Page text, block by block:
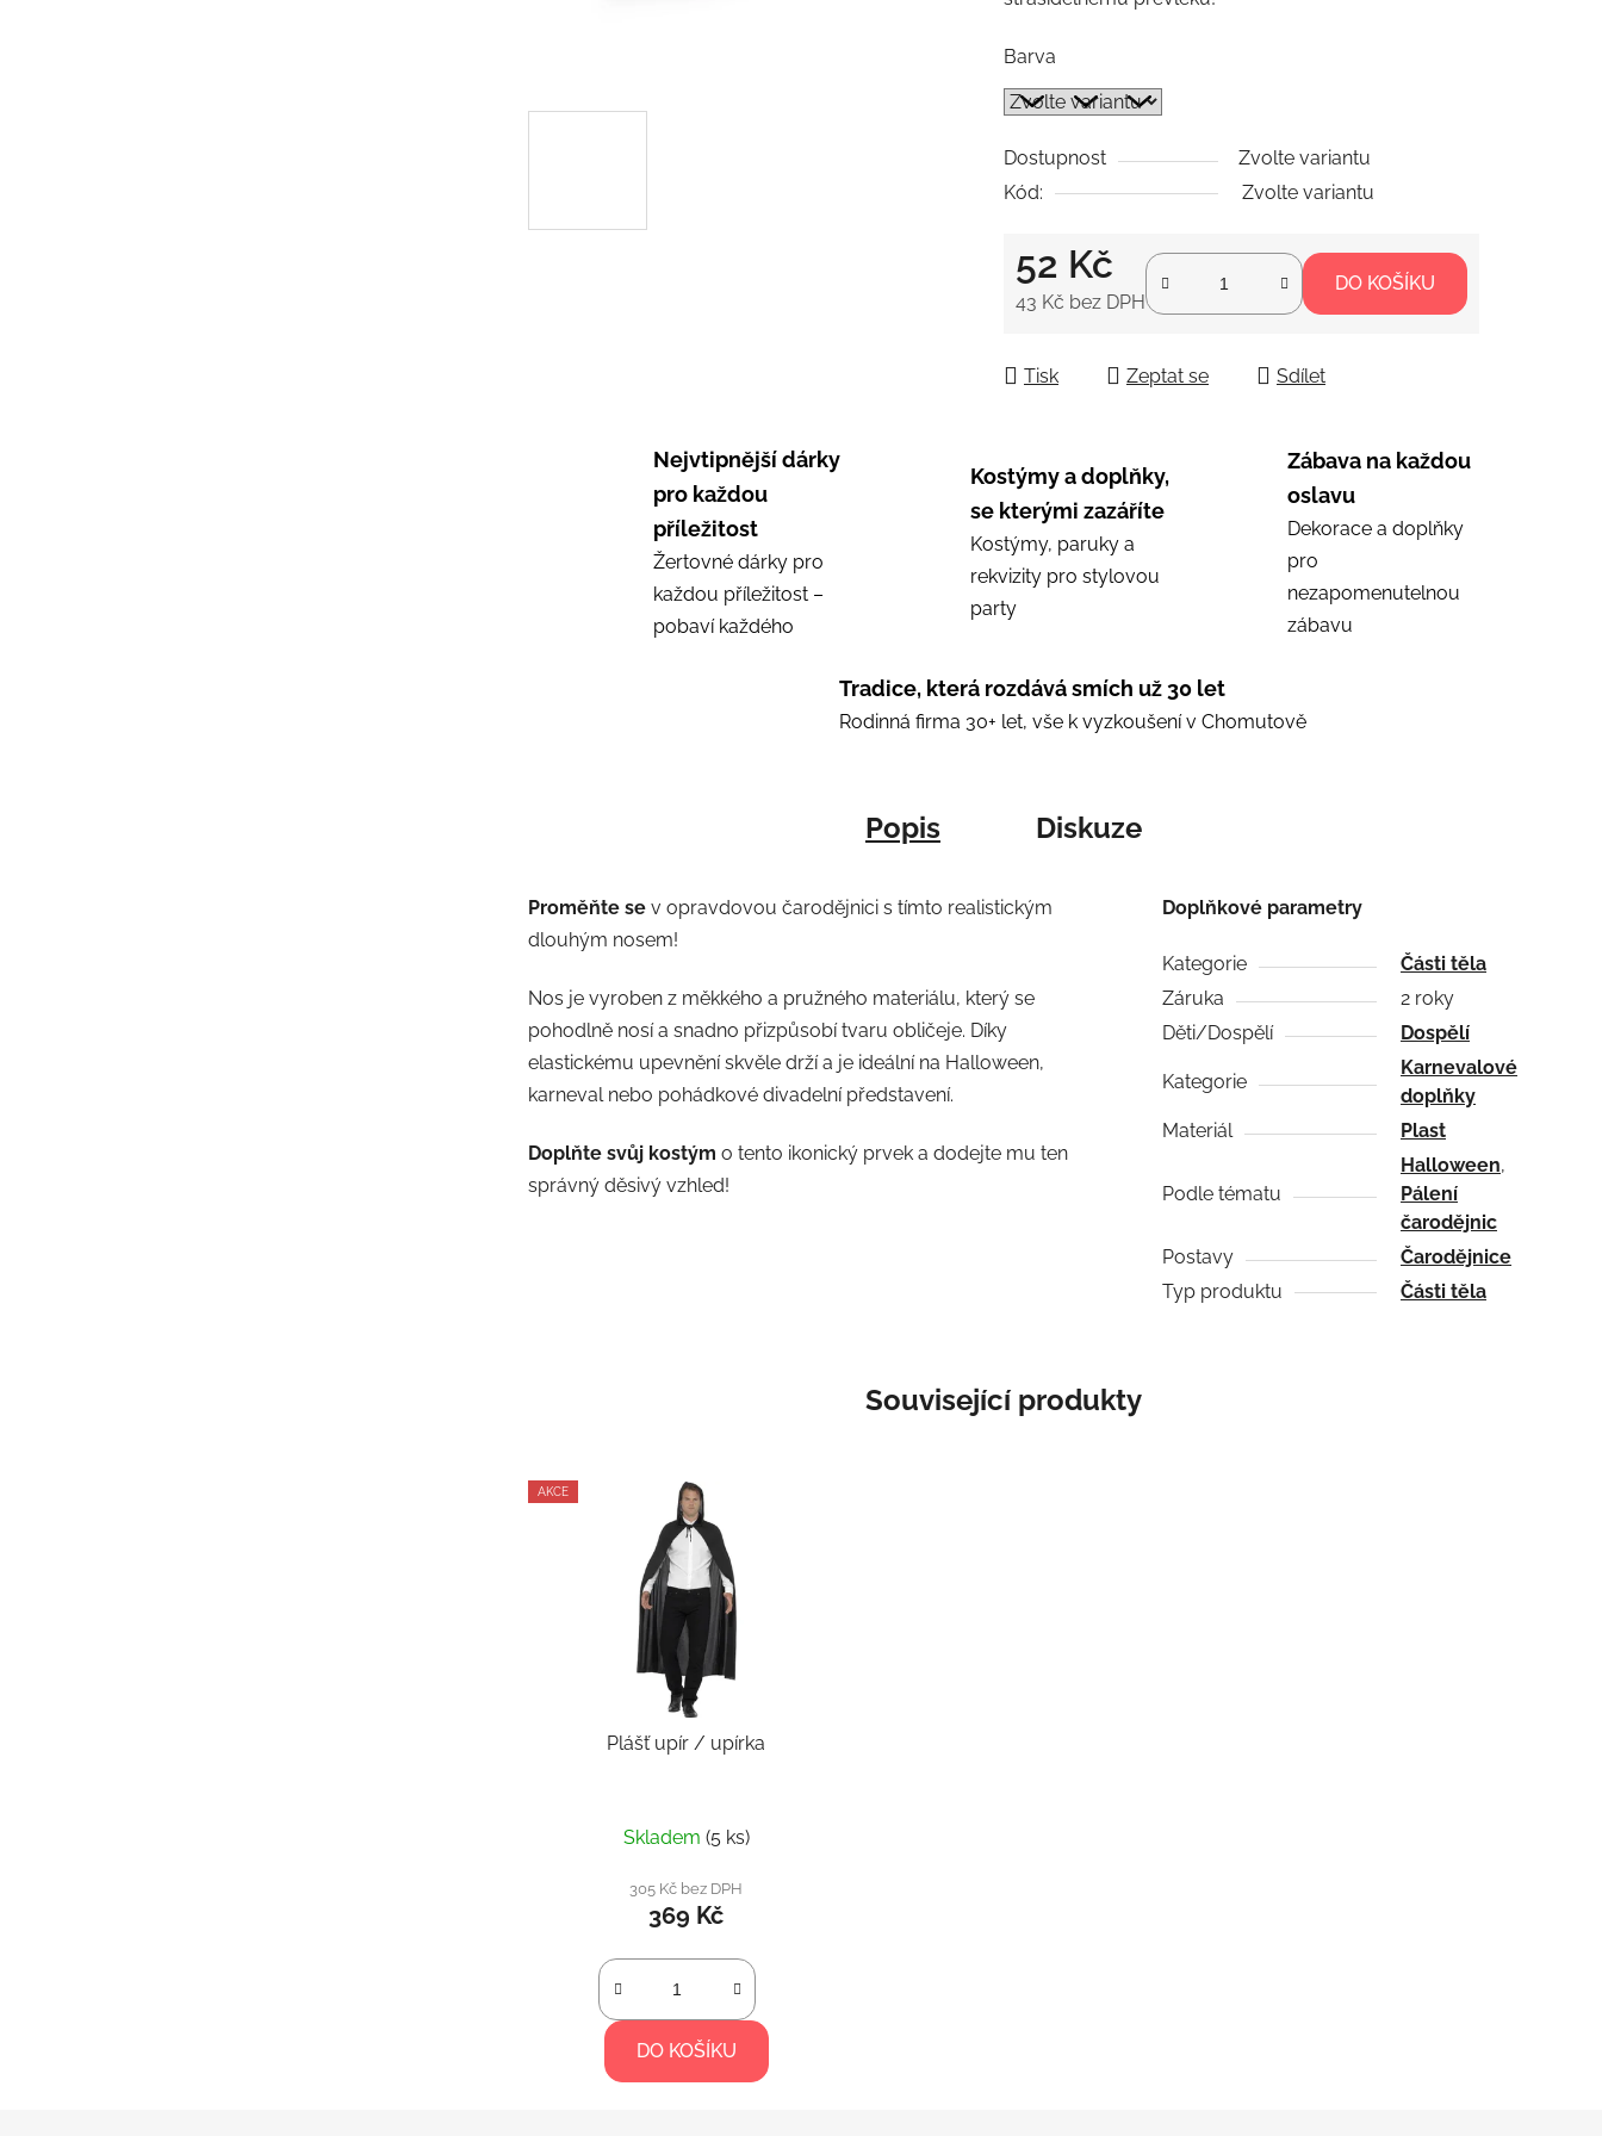
5
hvězdiček.
Barva
Dostupnost
Zvolte variantu
Kód:
Zvolte variantu
52 Kč
43 Kč bez DPH
DO KOŠÍKU
Tisk Zeptat se Sdílet
Nejvtipnější dárky
pro každou
příležitost
Žertovné dárky pro
každou příležitost –
pobaví každého
Kostýmy a doplňky,
se kterými zazáříte
Kostýmy, paruky a
rekvizity pro stylovou
party
Zábava na každou
oslavu
Dekorace a doplňky
pro
nezapomenutelnou
zábavu
Tradice, která rozdává smích už 30 let
Rodinná firma 30+ let, vše k vyzkoušení v Chomutově
Popis Diskuze
Proměňte se v opravdovou čarodějnici s tímto realistickým
dlouhým nosem!
Nos je vyroben z měkkého a pružného materiálu, který se
pohodlně nosí a snadno přizpůsobí tvaru obličeje. Díky
elastickému upevnění skvěle drží a je ideální na Halloween,
karneval nebo pohádkové divadelní představení.
Doplňte svůj kostým o tento ikonický prvek a dodejte mu ten
správný děsivý vzhled!
Doplňkové parametry
Kategorie
Části těla
Záruka
2 roky
Děti/Dospělí
Dospělí
Kategorie
Karnevalové
doplňky
Materiál
Plast
Podle tématu
Halloween,
Pálení
čarodějnic
Postavy
Čarodějnice
Typ produktu
Části těla
Související produkty
AKCE
Plášť upír / upírka
Skladem (5 ks)
305 Kč bez DPH
369 Kč
DO KOŠÍKU